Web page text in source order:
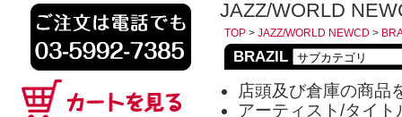
JAZZ/WORLD
TOP > JAZZ/WORLD NEWCD >
BRAZIL
店頭及び倉庫の商品
アーティスト/タイ